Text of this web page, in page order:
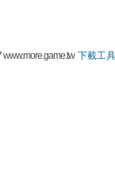
www.more.game.tw下載工